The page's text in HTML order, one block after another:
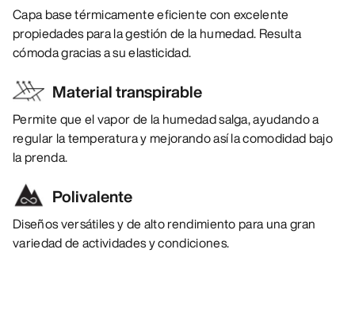
Capa base térmicamente eficiente con excelente
propiedades para la gestión de la humedad. Resulta
cómoda gracias a su elasticidad.
Material transpirable
Permite que el vapor de la humedad salga, ayudando a
regular la temperatura y mejorando así la comodidad bajo
la prenda.
Polivalente
Diseños versátiles y de alto rendimiento para una gran
variedad de actividades y condiciones.